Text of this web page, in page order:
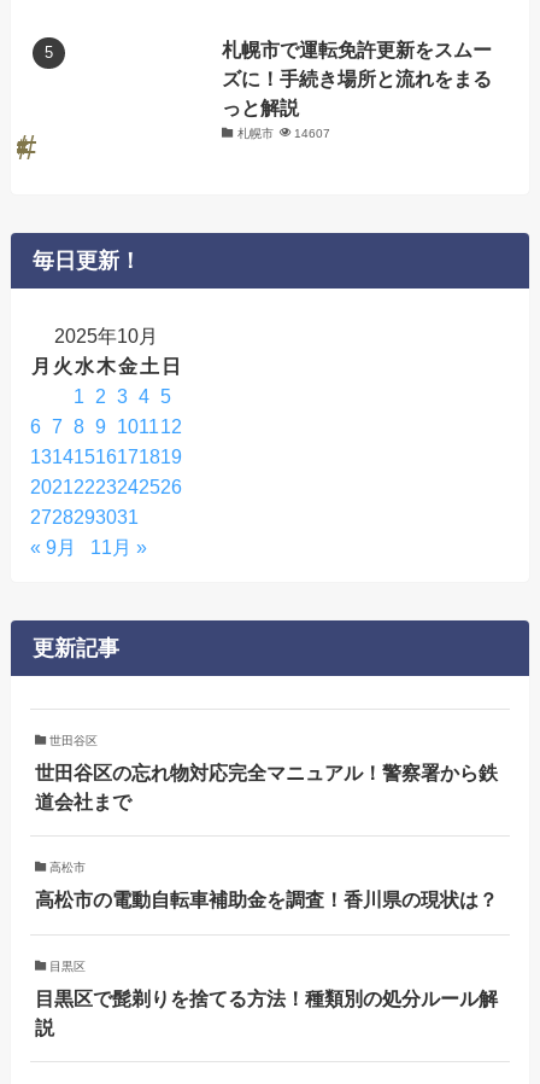
札幌市で運転免許更新をスムー
ズに！手続き場所と流れをまる
っと解説
札幌市 14607
毎日更新！
2025年10月
月 火 水木金土 日
1
2 3 4 5
6 7 8 9 101112
13141516171819
20212223242526
2728293031
« 9月
11月 »
更新記事
世田谷区
世田谷区の忘れ物対応完全マニュアル！警察署から鉄
道会社まで
高松市
高松市の電動自転車補助金を調査！香川県の現状は？
目黒区
目黒区で髭剃りを捨てる方法！種類別の処分ルール解
説